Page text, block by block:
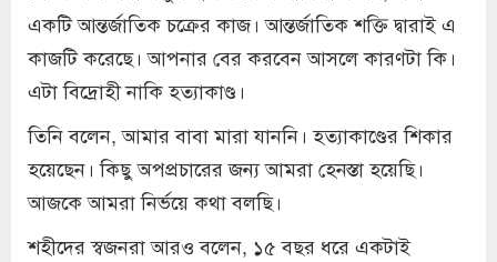
একটি আন্তর্জাতিক চক্রের কাজ। আন্তর্জাতিক শক্তি দ্বারাই এ
কাজটি করেছে। আপনার বের করবেন আসলে কারণটা কি।
এটা বিদ্রোহী নাকি হত্যাকাণ্ড।
তিনি বলেন, আমার বাবা মারা যাননি। হত্যাকাণ্ডের শিকার
হয়েছেন। কিছু অপপ্রচারের জন্য আমরা হেনস্তা হয়েছি।
আজকে আমরা নির্ভয়ে কথা বলছি।
শহীদের স্বজনরা আরও বলেন, ১৫ বছর ধরে একটাই